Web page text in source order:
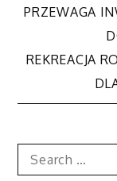
wpisu
PRZEWAGA
REKREACJA
Search
for: